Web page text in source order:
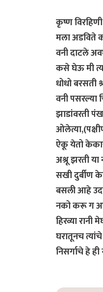
कृष्ण
मला अडविते
वनी दाटले
कसे घेऊ मी
​धोधो बरसती
वनी पसरल्या
झाडांवरती
ऐकू येतो
अश्रू झरती
सखी दुर्बीण
बसली आहे
​नको करू ग
हिरव्या रानी
घरातूनच
निसर्गाचे हे